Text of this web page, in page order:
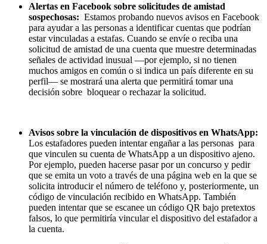
Alertas en Facebook sobre solicitudes de amistad
sospechosas: Estamos probando nuevos avisos en Facebook
para ayudar a las personas a identificar cuentas que podrían
estar vinculadas a estafas. Cuando se envíe o reciba una
solicitud de amistad de una cuenta que muestre determinadas
señales de actividad inusual —por ejemplo, si no tienen
muchos amigos en común o si indica un país diferente en su
perfil— se mostrará una alerta que permitirá tomar una
decisión sobre bloquear o rechazar la solicitud.
Avisos sobre la vinculación de dispositivos en WhatsApp:
Los estafadores pueden intentar engañar a las personas para
que vinculen su cuenta de WhatsApp a un dispositivo ajeno.
Por ejemplo, pueden hacerse pasar por un concurso y pedir
que se emita un voto a través de una página web en la que se
solicita introducir el número de teléfono y, posteriormente, un
código de vinculación recibido en WhatsApp. También
pueden intentar que se escanee un código QR bajo pretextos
falsos, lo que permitiría vincular el dispositivo del estafador a
la cuenta.